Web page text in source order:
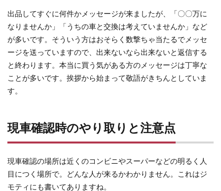
出品してすぐに何件かメッセージが来ましたが、「〇〇万に
なりませんか」「うちの車と交換は考えていませんか」など
が多いです。そういう方はおそらく数撃ちゃ当たるでメッセ
ージを送っていますので、出来ないなら出来ないと返信する
と終わります。本当に買う気がある方のメッセージは丁寧な
ことが多いです。挨拶から始まって敬語がきちんとしていま
す。
現車確認時のやり取りと注意点
現車確認の場所は近くのコンビニやスーパーなどの明るく人
目につく場所で。どんな人が来るかわかりません。これはジ
モティにも書いてありますね。